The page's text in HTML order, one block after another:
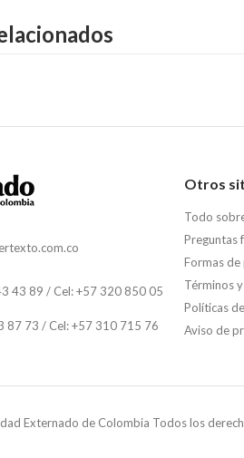
43 89 / Cel: +57 320 850 05
87 73 / Cel: +57 310 715 76
Otros
Todo
Preguntas
Formas de
Términos
Políticas
Aviso de
Externado de Colombia Todos los